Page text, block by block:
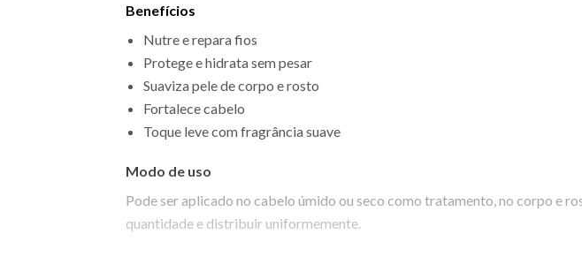
Benefícios
Nutre e repara fios
Protege e hidrata sem pesar
Suaviza pele de corpo e rosto
Fortalece cabelo
Toque leve com fragrância suave
Modo de uso
Pode ser aplicado no cabelo úmido ou seco como tratamento, no corpo e
quantidade e distribuir uniformemente.